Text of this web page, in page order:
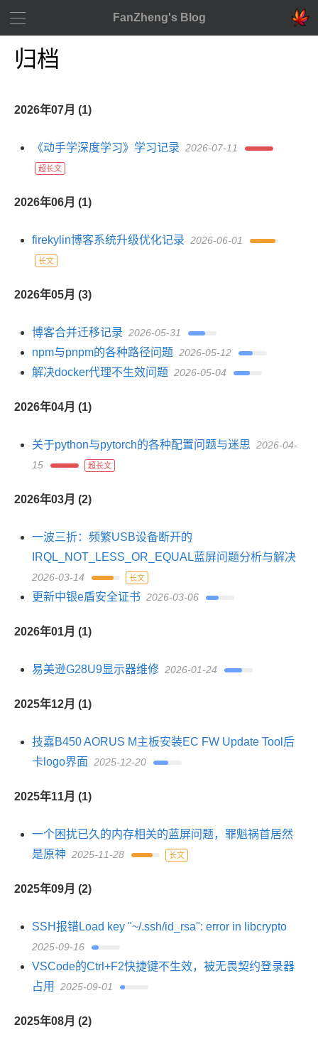
FanZheng's Blog
归档
2026年07月 (1)
《动手学深度学习》学习记录 2026-07-11
超长文
2026年06月 (1)
firekylin博客系统升级优化记录 2026-06-01
长文
2026年05月 (3)
博客合并迁移记录 2026-05-31
npm与pnpm的各种路径问题 2026-05-12
解决docker代理不生效问题 2026-05-04
2026年04月 (1)
关于python与pytorch的各种配置问题与迷思 2026-04-
15
超长文
2026年03月 (2)
一波三折：频繁USB设备断开的
IRQL_NOT_LESS_OR_EQUAL蓝屏问题分析与解决
2026-03-14 长文
更新中银e盾安全证书 2026-03-06
2026年01月 (1)
易美逊G28U9显示器维修 2026-01-24
2025年12月 (1)
技嘉B450 AORUS M主板安装EC FW Update Tool后
卡logo界面 2025-12-20
2025年11月 (1)
一个困扰已久的内存相关的蓝屏问题，罪魁祸首居然
是原神 2025-11-28 长文
2025年09月 (2)
SSH报错Load key "~/.ssh/id_rsa": error in libcrypto
2025-09-16
VSCode的Ctrl+F2快捷键不生效，被无畏契约登录器
占用
2025-09-01
2025年08月 (2)